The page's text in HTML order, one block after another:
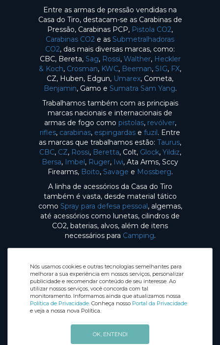
Nós usamos cookies e outras tecnologias semelhantes para
melhorar a sua experiência em nossos serviços, personalizar
publicidade e recomendar conteúdo de seu interesse. Ao
utilizar nossos serviços, você concorda com tal
monitoramento. Informamos ainda que atualizamos nossa
Política de Privacidade. Conheça nosso Portal da Privacidade
e veja a nossa nova Política.
OK, ENTENDI
Entre as armas de pressão vendidas na
Casa do Tiro, destacam-se as Carabinas de
Pressão, Carabinas PCP, Pistola CO2,
Carabinas CO2 e as Submetralhadoras
CO2, das mais diversas marcas, como:
CBC, Bereta, Sag, Rossi, Walther, Heckler
& Koch, Crosman, KWC, Beeman, SIG, FX,
CZ, Huben, Edgun, Umarex, Cometa,
Benjamin, Gamo e Sumatra Sam Yang.
Trabalhamos também com as principais
marcas nacionais e internacionais de
armas de fogo como pistolas, revólver,
rifles, carabinas, espingardas e fuzil. Entre
as marcas que trabalhamos estão: Taurus,
CBC, CZ, Rossi, Beretta, Colt, Glock, Yildiz,
Bersa, Imbel, Ruger, Iwi, Ata Arms, Sccy
Firearms, Boito, Savage e Mossberg.
A linha de acessórios da Casa do Tiro
também é vasta, desde material tático
como Spray para defesa pessoal, algemas,
até acessórios como lunetas, cilindros de
CO2, baterias, alvos, além de itens
necessários para Camping.
Selos de Segurança Redes sociais